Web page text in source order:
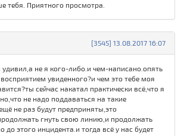
тебя. Приятного просмотра.
[3545] 13.08.2017 16:07
не я кого-либо.и чем-написано.опять
увиденного?и чем это тебе моя
сейчас накатал практически всё,что я
не надо поддаваться на такие
не раз будут предприняты,это
гнуть свою линию,и продолжать
до этого инцидента.и тогда всё у нас будет